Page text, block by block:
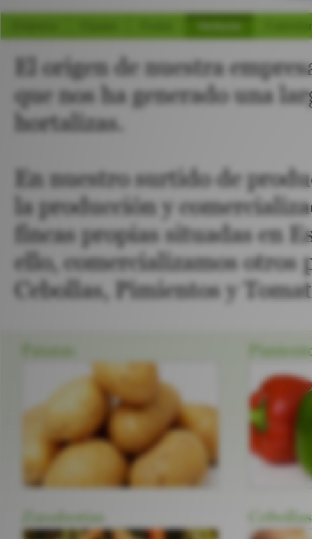
El origen de nuestra
que nos ha generado una
hortalizas.
En nuestro surtido de
la producción y
fincas propias situadas en
ello, comercializamos otros
Cebollas, Pimientos y
Patatas
Zanahorias Cebollas